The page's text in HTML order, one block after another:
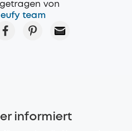
von
eufy team
informiert